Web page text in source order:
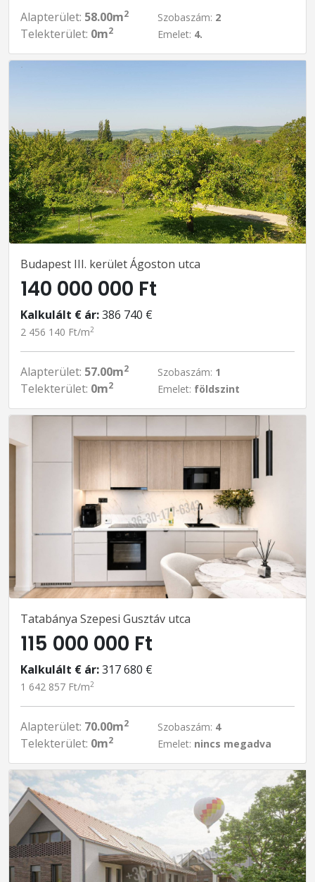
Alapterület: 58.00m2
Telekterület: 0m2
Szobaszám: 2
Emelet: 4.
Budapest III. kerület Ágoston utca
140 000 000 Ft
Kalkulált € ár:386 740 €
2 456 140 Ft/m2
Alapterület: 57.00m2
Telekterület: 0m2
Szobaszám: 1
Emelet: földszint
Tatabánya Szepesi Gusztáv utca
115 000 000 Ft
Kalkulált € ár:317 680 €
1 642 857 Ft/m2
Alapterület: 70.00m2
Telekterület: 0m2
Szobaszám: 4
Emelet: nincs megadva